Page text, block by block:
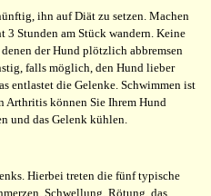
ihn auf Diät zu setzen. Machen
3 Stunden am Stück wandern. Keine
der Hund plötzlich abbremsen
falls möglich, den Hund lieber
entlastet die Gelenke. Schwimmen ist
Arthritis können Sie Ihrem Hund
und das Gelenk kühlen.
Hierbei treten die fünf typische
Schwellung, Rötung, das